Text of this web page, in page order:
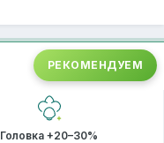
РЕКОМЕНДУЕМ
Головка +20–30%